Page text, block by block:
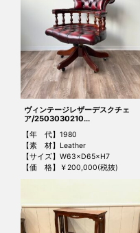
ヴィンテージレザーデスクチェ
ア/2503030210...
【年 代】1980
【素 材】Leather
【サイズ】W63×D65×H7
【価 格】￥200,000(税抜)